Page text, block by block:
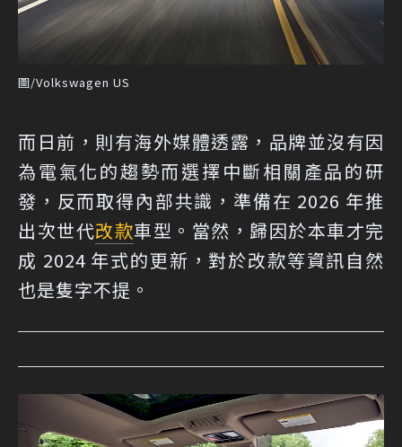
圖/Volkswagen US
而日前，則有海外媒體透露，品牌並沒有因
為電氣化的趨勢而選擇中斷相關產品的研
發，反而取得內部共識，準備在 2026 年推
出次世代改款車型。當然，歸因於本車才完
成 2024 年式的更新，對於改款等資訊自然
也是隻字不提。